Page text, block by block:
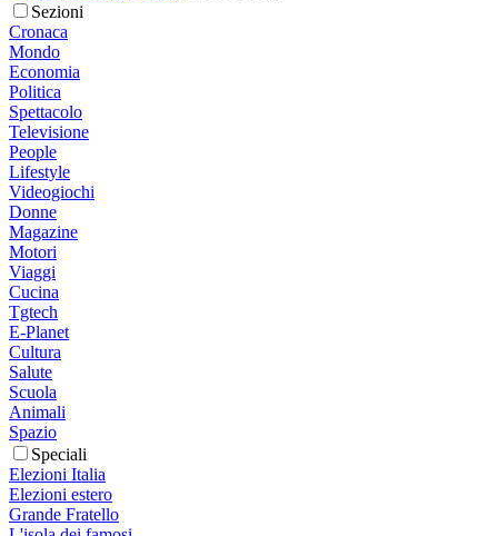
Sezioni
Cronaca
Mondo
Economia
Politica
Spettacolo
Televisione
People
Lifestyle
Videogiochi
Donne
Magazine
Motori
Viaggi
Cucina
Tgtech
E-Planet
Cultura
Salute
Scuola
Animali
Spazio
Speciali
Elezioni Italia
Elezioni estero
Grande Fratello